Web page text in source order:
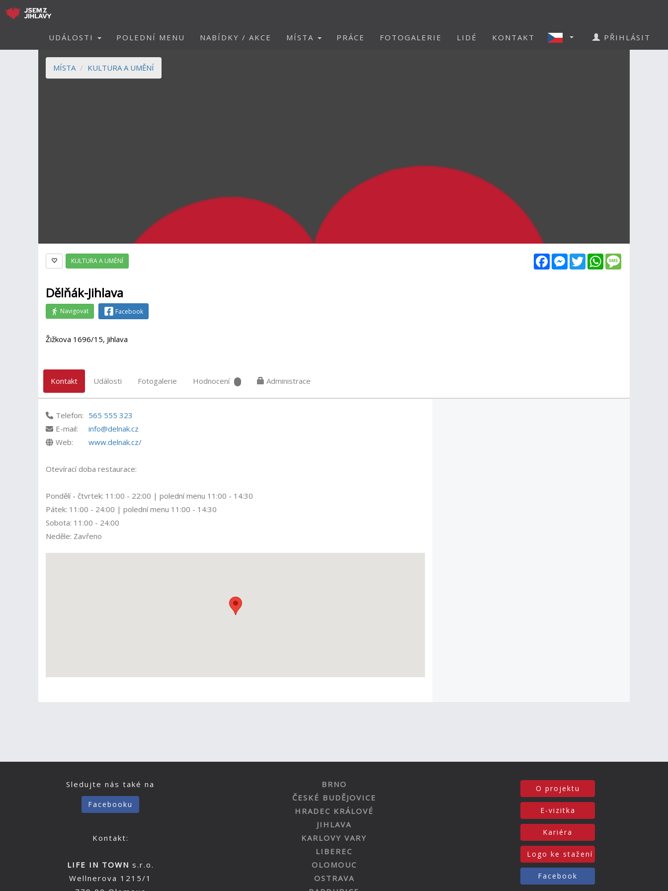
UDÁLOSTI POLEDNÍ MENU NABÍDKY / AKCE MÍSTA PRÁCE FOTOGALERIE LIDÉ KONTAKT PŘIHLÁSIT
MÍSTA KULTURA A UMĚNÍ
FacebookMessenger
TwitterWhatsApp
KULTURA A UMĚNÍ
Dělňák-Jihlava
Navigovat Facebook
Žižkova 1696/15, Jihlava
Kontakt Události Fotogalerie Hodnocení Administrace
Telefon: 565 555 323
E-mail:
info@delnak.cz
Web:
www.delnak.cz/
Otevírací doba restaurace:
Pondělí - čtvrtek: 11:00 - 22:00 | polední menu 11:00 - 14:30
Pátek: 11:00 - 24:00 | polední menu 11:00 - 14:30
Sobota: 11:00 - 24:00
Neděle: Zavřeno
Sledujte nás také na
Facebooku
Kontakt:
LIFE IN TOWN s.r.o.
Wellnerova 1215/1
BRNO
ČESKÉ BUDĚJOVICE
HRADEC KRÁLOVÉ
JIHLAVA
KARLOVY VARY
LIBEREC
OLOMOUC
OSTRAVA
O projektu
E-vizitka
Kariéra
Logo ke stažení
Facebook